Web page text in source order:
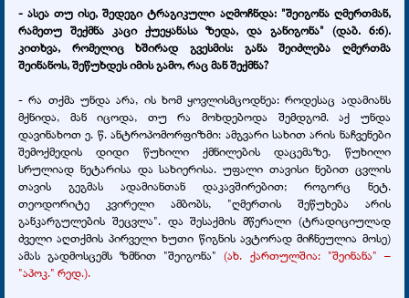
- ასეა თუ ისე, შედეგი ტრაგიკული აღმოჩნდა: "შეიგონა ღმერთმან,
რამეთუ შექმნა კაცი ქუეყანასა ზედა, და განიგონა" (დაბ. 6:6).
კითხვა, რომელიც ხშირად გვესმის: განა შეიძლება ღმერთმა
შეინანოს, შეწუხდეს იმის გამო, რაც მან შექმნა?
- რა თქმა უნდა არა, ის ხომ ყოვლისმცოდნეა: როდესაც ადამიანს
მქნიდა, მან იცოდა, თუ რა მოხდებოდა შემდგომ. აქ უნდა
დავინახოთ ე. წ. ანტროპომორფიზმი: ამგვარი სახით არის ნაჩვენები
შემოქმედის დიდი წუხილი ქმნილების დაცემაზე, წუხილი
სრულიად ნეტარისა და სახიერისა. უფალი თავისი ნებით ცვლის
თავის გეგმას ადამიანთან დაკავშირებით; როგორც ნეტ.
თეოდორიტე კვირელი ამბობს, "ღმერთის შეწუხება არის
განკარგულების შეცვლა". და შესაქმის მწერალი (ტრადიციულად
ძველი აღთქმის პირველი ხუთი წიგნის ავტორად მიჩნეულია მოსე)
ამას გადმოსცემს ზმნით "შეიგონა"(ახ. ქართულშია: "შეინანა" –
"აპოკ." რედ.).